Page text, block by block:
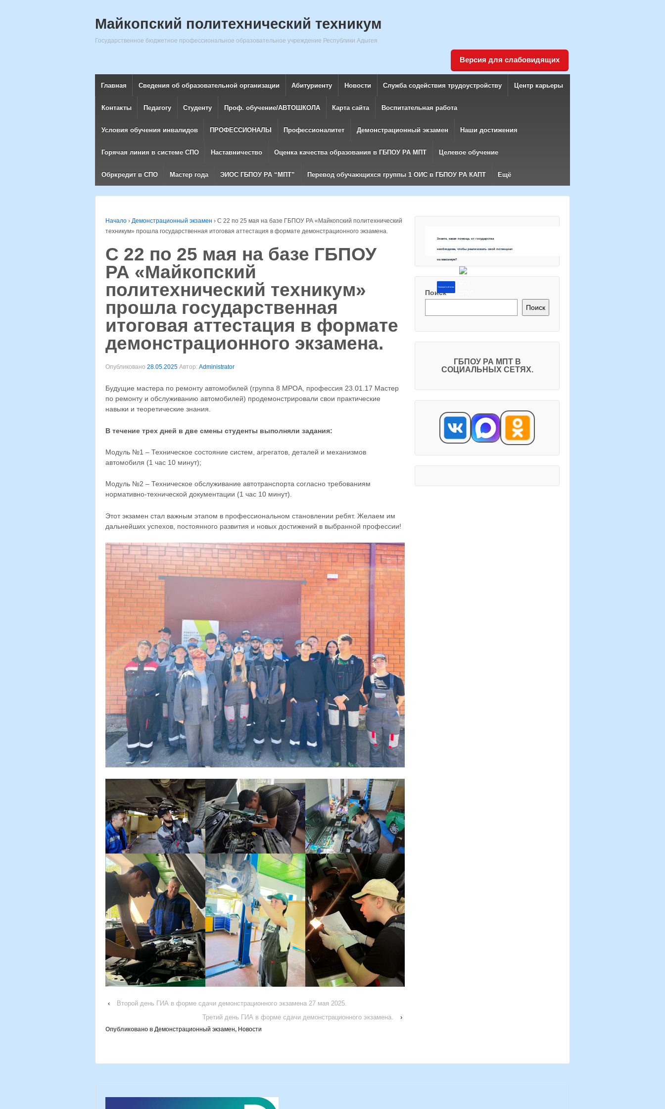
Майкопский политехнический техникум
Государственное бюджетное профессиональное образовательное учреждение Республики Адыгея
Версия для слабовидящих
Главная Сведения об образовательной организации Абитуриенту Новости Служба содействия трудоустройству Центр карьеры
Контакты Педагогу Студенту Проф. обучение/АВТОШКОЛА Карта сайта Воспитательная работа
Условия обучения инвалидов ПРОФЕССИОНАЛЫ Профессионалитет Демонстрационный экзамен Наши достижения
Горячая линия в системе СПО Наставничество Оценка качества образования в ГБПОУ РА МПТ Целевое обучение
Обркредит в СПО Мастер года ЭИОС ГБПОУ РА “МПТ” Перевод обучающихся группы 1 ОИС в ГБПОУ РА КАПТ Ещё
Начало › Демонстрационный экзамен › С 22 по 25 мая на базе ГБПОУ РА «Майкопский политехнический
техникум» прошла государственная итоговая аттестация в формате демонстрационного экзамена.
С 22 по 25 мая на базе ГБПОУ
РА «Майкопский
политехнический техникум»
прошла государственная
итоговая аттестация в формате
демонстрационного экзамена.
Опубликовано 28.05.2025 Автор: Administrator
Будущие мастера по ремонту автомобилей (группа 8 МРОА, профессия 23.01.17 Мастер
по ремонту и обслуживанию автомобилей) продемонстрировали свои практические
навыки и теоретические знания.
В течение трех дней в две смены студенты выполняли задания:
Модуль №1 – Техническое состояние систем, агрегатов, деталей и механизмов
автомобиля (1 час 10 минут);
Модуль №2 – Техническое обслуживание автотранспорта согласно требованиям
нормативно-технической документации (1 час 10 минут).
Этот экзамен стал важным этапом в профессиональном становлении ребят. Желаем им
дальнейших успехов, постоянного развития и новых достижений в выбранной профессии!
‹
Второй день ГИА в форме сдачи демонстрационного экзамена 27 мая 2025.
Третий день ГИА в форме сдачи демонстрационного экзамена.
›
Опубликовано в Демонстрационный экзамен, Новости
Знаете, какая помощь от государства
необходима, чтобы реализовать свой потенциал
на максимум?
Напишите об этом
Поиск
Поиск
ГБПОУ РА МПТ В
СОЦИАЛЬНЫХ СЕТЯХ.